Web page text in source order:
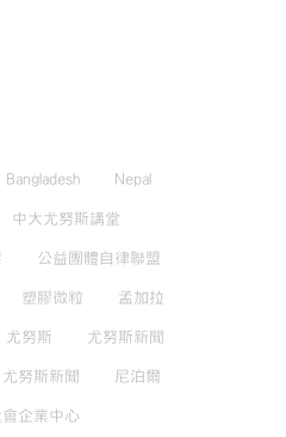
Bangladesh Nepal
中大尤努斯講堂
公益團體自律聯盟
塑膠微粒 孟加拉
尤努斯 尤努斯新聞
努斯新聞 尼泊爾
企業中心